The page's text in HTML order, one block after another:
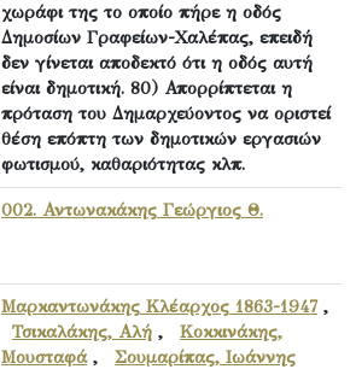
χωράφι της το οποίο πήρε η οδός
Δημοσίων Γραφείων-Χαλέπας, επειδή
δεν γίνεται αποδεκτό ότι η οδός αυτή
είναι δημοτική. 80) Απορρίπτεται η
πρόταση του Δημαρχεύοντος να οριστεί
θέση επόπτη των δημοτικών εργασιών
φωτισμού, καθαριότητας κλπ.
002. Αντωνακάκης Γεώργιος Θ.
Μαρκαντωνάκης Κλέαρχος 1863-1947,
Τσικαλάκης, Αλή , Κοκκινάκης,
Μουσταφά, Σουμαρίπας, Ιωάννης